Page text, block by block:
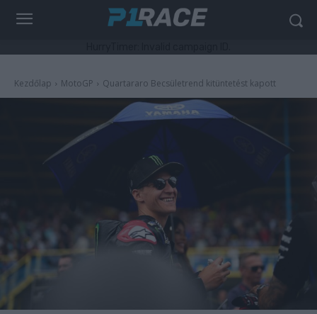
Kezdőlap MotoGP Quartararo Becsületrend kitüntetést kapott